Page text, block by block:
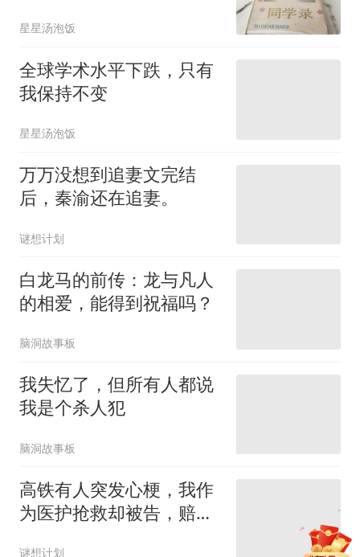
星星汤泡饭
全球学术水平下跌，只有
我保持不变
星星汤泡饭
万万没想到追妻文完结
后，秦渝还在追妻。
谜想计划
白龙马的前传：龙与凡人
的相爱，能得到祝福吗？
脑洞故事板
我失忆了，但所有人都说
我是个杀人犯
脑洞故事板
高铁有人突发心梗，我作
为医护抢救却被告，赔偿
谜想计划
分享单篇
佣金6元